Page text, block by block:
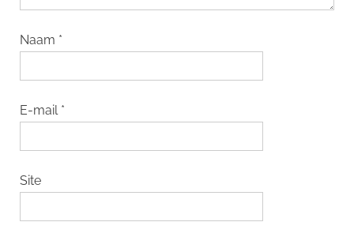
Naam *
E-mail *
Site